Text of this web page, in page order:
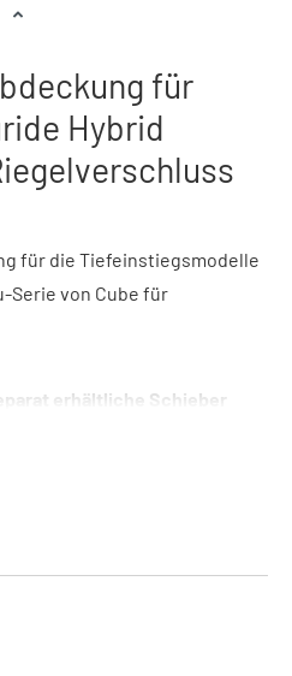
für
Hybrid
für die Tiefeinstiegsmodelle
Serie von Cube für
erhältliche Schieber